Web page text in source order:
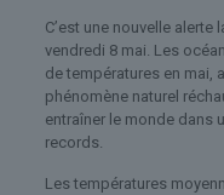
C’est une nouvelle alerte
vendredi 8 mai. Les
de températures en mai,
phénomène naturel
entraîner le monde dans
records.
Les températures